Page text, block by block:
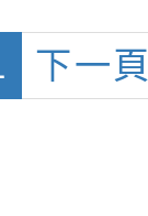
作
LED
影（
範大
範大
下一